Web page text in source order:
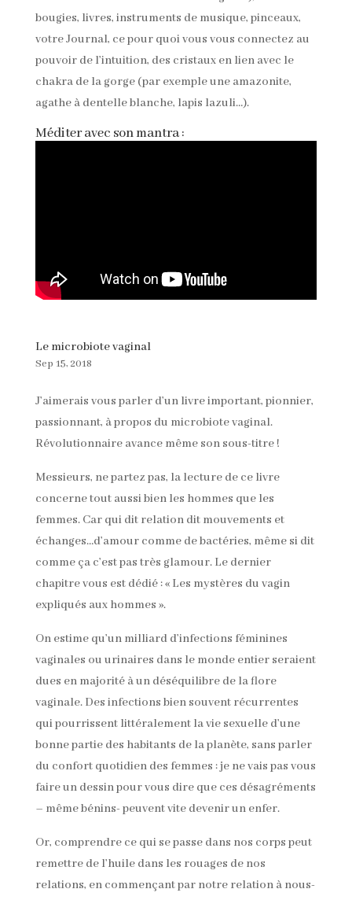
bougies, livres, instruments de musique, pinceaux,
votre Journal, ce pour quoi vous vous connectez au
pouvoir de l’intuition, des cristaux en lien avec le
chakra de la gorge (par exemple une amazonite,
agathe à dentelle blanche, lapis lazuli…).
Méditer avec son mantra :
Le microbiote vaginal
Sep 15, 2018
J’aimerais vous parler d’un livre important, pionnier,
passionnant, à propos du microbiote vaginal.
Révolutionnaire avance même son sous-titre !
Messieurs, ne partez pas, la lecture de ce livre
concerne tout aussi bien les hommes que les
femmes. Car qui dit relation dit mouvements et
échanges…d’amour comme de bactéries, même si dit
comme ça c’est pas très glamour. Le dernier
chapitre vous est dédié : « Les mystères du vagin
expliqués aux hommes ».
On estime qu’un milliard d’infections féminines
vaginales ou urinaires dans le monde entier seraient
dues en majorité à un déséquilibre de la flore
vaginale. Des infections bien souvent récurrentes
qui pourrissent littéralement la vie sexuelle d’une
bonne partie des habitants de la planète, sans parler
du confort quotidien des femmes : je ne vais pas vous
faire un dessin pour vous dire que ces désagréments
– même bénins- peuvent vite devenir un enfer.
Or, comprendre ce qui se passe dans nos corps peut
remettre de l’huile dans les rouages de nos
relations, en commençant par notre relation à nous-